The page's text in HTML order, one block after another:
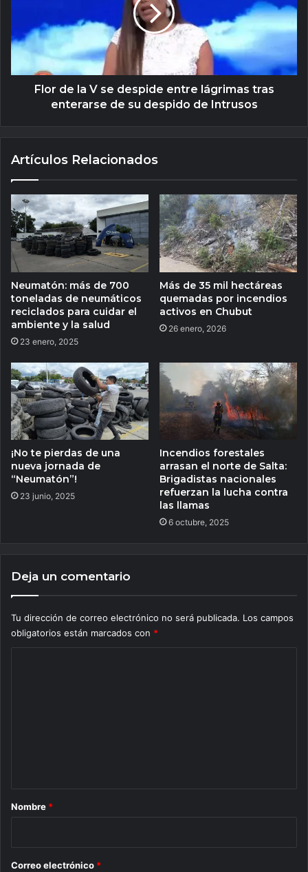
Flor de la V se despide entre lágrimas tras
enterarse de su despido de Intrusos
Artículos Relacionados
Neumatón: más de 700
toneladas de neumáticos
reciclados para cuidar el
ambiente y la salud
23 enero, 2025
Más de 35 mil hectáreas
quemadas por incendios
activos en Chubut
26 enero, 2026
¡No te pierdas de una
nueva jornada de
“Neumatón”!
23 junio, 2025
Incendios forestales
arrasan el norte de Salta:
Brigadistas nacionales
refuerzan la lucha contra
las llamas
6 octubre, 2025
Deja un comentario
Tu dirección de correo electrónico no será publicada. Los campos
obligatorios están marcados con *
r
*
Nombre *
Correo electrónico *